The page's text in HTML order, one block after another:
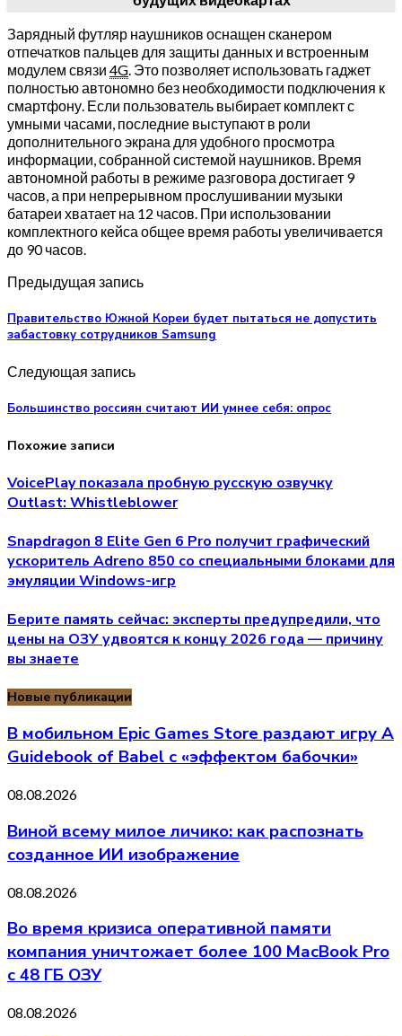
Зарядный футляр наушников оснащен сканером
отпечатков пальцев для защиты данных и встроенным
модулем связи 4G. Это позволяет использовать гаджет
полностью автономно без необходимости подключения к
смартфону. Если пользователь выбирает комплект с
умными часами, последние выступают в роли
дополнительного экрана для удобного просмотра
информации, собранной системой наушников. Время
автономной работы в режиме разговора достигает 9
часов, а при непрерывном прослушивании музыки
батареи хватает на 12 часов. При использовании
комплектного кейса общее время работы увеличивается
до 90 часов.
Предыдущая запись
Правительство Южной Кореи будет пытаться не допустить
забастовку сотрудников Samsung
Следующая запись
Большинство россиян считают ИИ умнее себя: опрос
Похожие записи
VoicePlay показала пробную русскую озвучку
Outlast: Whistleblower
Snapdragon 8 Elite Gen 6 Pro получит графический
ускоритель Adreno 850 со специальными блоками для
эмуляции Windows-игр
Берите память сейчас: эксперты предупредили, что
цены на ОЗУ удвоятся к концу 2026 года — причину
вы знаете
Новые публикации
В мобильном Epic Games Store раздают игру A
Guidebook of Babel с «эффектом бабочки»
08.08.2026
Виной всему милое личико: как распознать
созданное ИИ изображение
08.08.2026
Во время кризиса оперативной памяти
компания уничтожает более 100 MacBook Pro
с 48 ГБ ОЗУ
08.08.2026